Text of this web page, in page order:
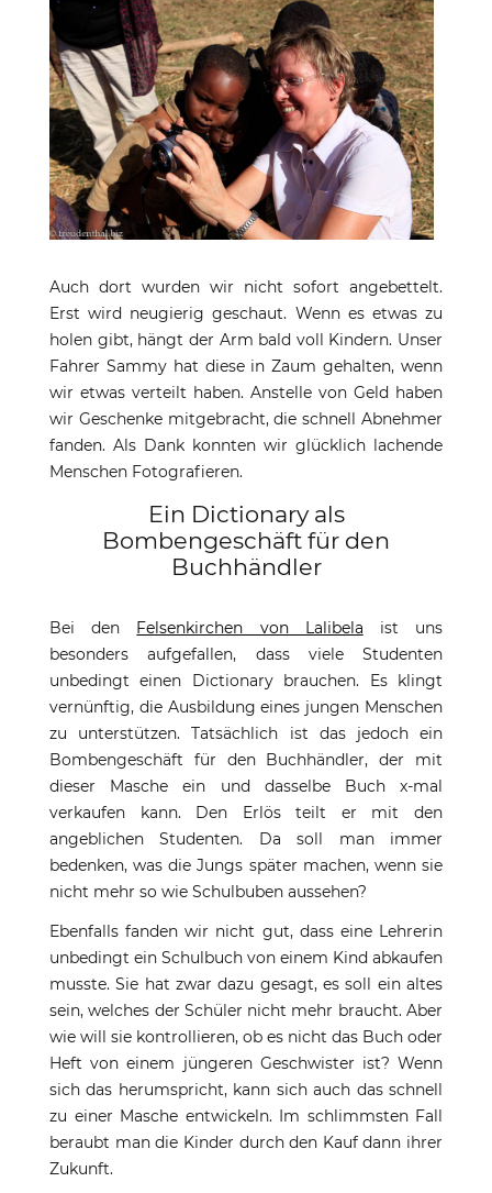
Auch dort wurden wir nicht sofort angebettelt.
Erst wird neugierig geschaut. Wenn es etwas zu
holen gibt, hängt der Arm bald voll Kindern. Unser
Fahrer Sammy hat diese in Zaum gehalten, wenn
wir etwas verteilt haben. Anstelle von Geld haben
wir Geschenke mitgebracht, die schnell Abnehmer
fanden. Als Dank konnten wir glücklich lachende
Menschen Fotografieren.
Ein Dictionary als
Bombengeschäft für den
Buchhändler
Bei den Felsenkirchen von Lalibela ist uns
besonders aufgefallen, dass viele Studenten
unbedingt einen Dictionary brauchen. Es klingt
vernünftig, die Ausbildung eines jungen Menschen
zu unterstützen. Tatsächlich ist das jedoch ein
Bombengeschäft für den Buchhändler, der mit
dieser Masche ein und dasselbe Buch x-mal
verkaufen kann. Den Erlös teilt er mit den
angeblichen Studenten. Da soll man immer
bedenken, was die Jungs später machen, wenn sie
nicht mehr so wie Schulbuben aussehen?
Ebenfalls fanden wir nicht gut, dass eine Lehrerin
unbedingt ein Schulbuch von einem Kind abkaufen
musste. Sie hat zwar dazu gesagt, es soll ein altes
sein, welches der Schüler nicht mehr braucht. Aber
wie will sie kontrollieren, ob es nicht das Buch oder
Heft von einem jüngeren Geschwister ist? Wenn
sich das herumspricht, kann sich auch das schnell
zu einer Masche entwickeln. Im schlimmsten Fall
beraubt man die Kinder durch den Kauf dann ihrer
Zukunft.